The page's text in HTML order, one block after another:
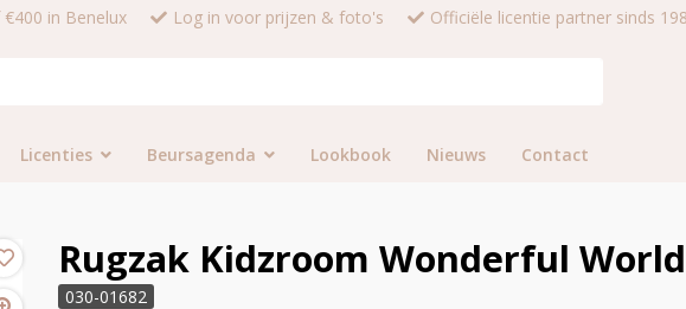
in Benelux Log in voor prijzen & foto's Officiële licentie partner sinds
Licenties Beursagenda Lookbook Nieuws Contact
Rugzak Kidzroom Wonderful
030-01682